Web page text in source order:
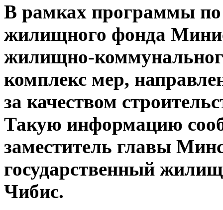
В рамках программы по
жилищного фонда
жилищно-
комплекс мер,
за качеством
Такую информацию
заместитель главы
государственный
Чибис.